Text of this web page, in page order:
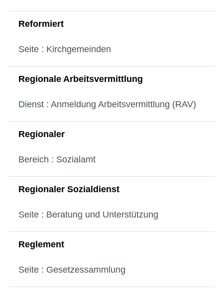
Reformiert
Seite : Kirchgemeinden
Regionale Arbeitsvermittlung
Dienst : Anmeldung Arbeitsvermittlung (RAV)
Regionaler
Bereich : Sozialamt
Regionaler Sozialdienst
Seite : Beratung und Unterstützung
Reglement
Seite : Gesetzessammlung